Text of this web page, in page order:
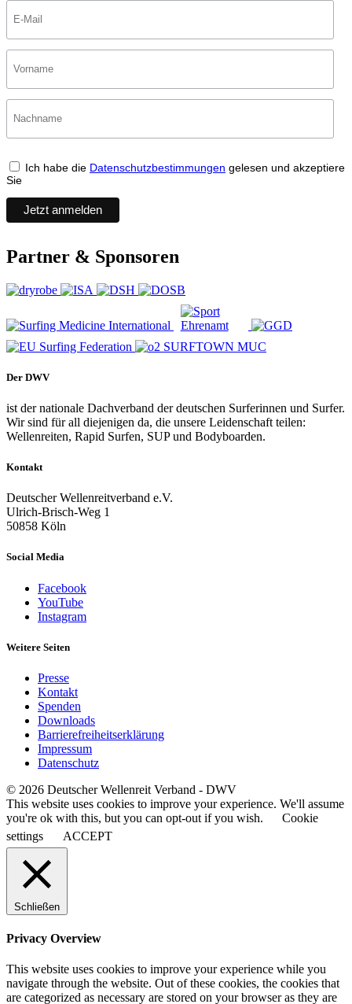
Ich habe die Datenschutzbestimmungen gelesen und akzeptiere
Sie
Partner & Sponsoren
Der DWV
ist der nationale Dachverband der deutschen Surferinnen und Surfer.
Wir sind für all diejenigen da, die unsere Leidenschaft teilen:
Wellenreiten, Rapid Surfen, SUP und Bodyboarden.
Kontakt
Deutscher Wellenreitverband e.V.
Ulrich-Brisch-Weg 1
50858 Köln
Social Media
Facebook
YouTube
Instagram
Weitere Seiten
Presse
Kontakt
Spenden
Downloads
Barrierefreiheitserklärung
Impressum
Datenschutz
© 2026 Deutscher Wellenreit Verband - DWV
This website uses cookies to improve your experience. We'll assume
you're ok with this, but you can opt-out if you wish.
Cookie
settings
ACCEPT
Schließen
Privacy Overview
This website uses cookies to improve your experience while you
navigate through the website. Out of these cookies, the cookies that
are categorized as necessary are stored on your browser as they are